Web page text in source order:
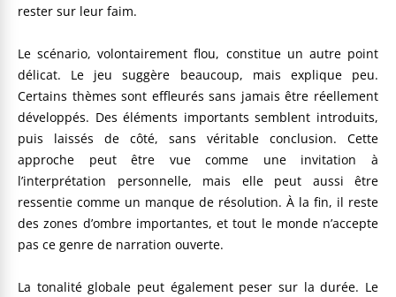
rester sur leur faim.
Le scénario, volontairement flou, constitue un autre point
délicat. Le jeu suggère beaucoup, mais explique peu.
Certains thèmes sont effleurés sans jamais être réellement
développés. Des éléments importants semblent introduits,
puis laissés de côté, sans véritable conclusion. Cette
approche peut être vue comme une invitation à
l’interprétation personnelle, mais elle peut aussi être
ressentie comme un manque de résolution. À la fin, il reste
des zones d’ombre importantes, et tout le monde n’accepte
pas ce genre de narration ouverte.
La tonalité globale peut également peser sur la durée. Le